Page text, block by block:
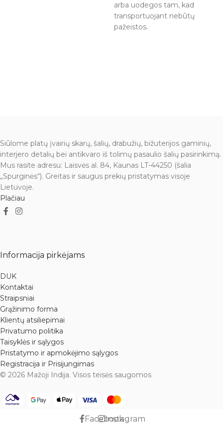
arba uodegos tam, kad
transportuojant nebūtų
pažeistos.
Siūlome platų įvairių skarų, šalių, drabužių, bižuterijos gaminių,
interjero detalių bei antikvaro iš tolimų pasaulio šalių pasirinkimą.
Mus rasite adresu: Laisvės al. 84, Kaunas LT-44250 (šalia
„Spurginės“). Greitas ir saugus prekių pristatymas visoje
Lietuvoje.
Plačiau
Informacija pirkėjams
DUK
Kontaktai
Straipsniai
Grąžinimo forma
Klientų atsiliepimai
Privatumo politika
Taisyklės ir sąlygos
Pristatymo ir apmokėjimo sąlygos
Registracija ir Prisijungimas
© 2026 Mažoji Indija. Visos teisės saugomos
FacebookInstagram